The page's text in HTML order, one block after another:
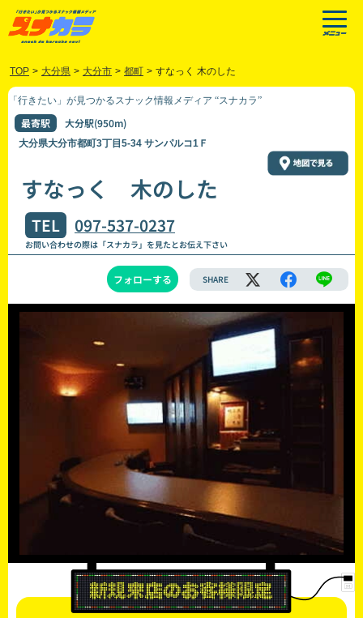
TOP > 大分県 > 大分市 > 都町 > すなっく 木のした
「行きたい」が見つかるスナック情報メディア “スナカラ”
最寄駅 大分駅(950m)
大分県大分市都町3丁目5-34 サンパルコ1Ｆ
すなっく 木のした
TEL 097-537-0237
お問い合わせの際は「スナカラ」を見たとお伝え下さい
フォローする SHARE